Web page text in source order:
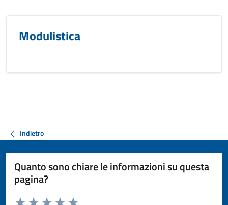
Modulistica
Indietro
Quanto sono chiare le informazioni su questa
pagina?
Valuta da 1 a 5 stelle la pagina